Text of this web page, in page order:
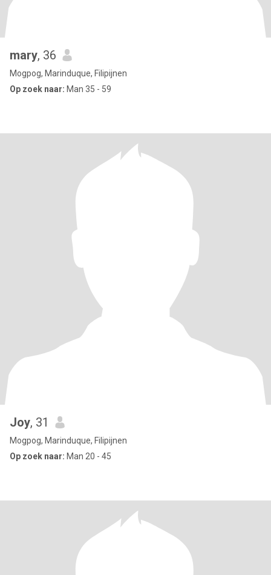
mary, 36
Mogpog, Marinduque, Filipijnen
Op zoek naar: Man 35 - 59
Joy, 31
Mogpog, Marinduque, Filipijnen
Op zoek naar: Man 20 - 45